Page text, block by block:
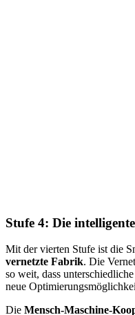
Stufe 4: Die
Mit der vierten Stufe ist die
vernetzte Fabrik. Die
so weit, dass
neue
Die Mensch-Maschine-